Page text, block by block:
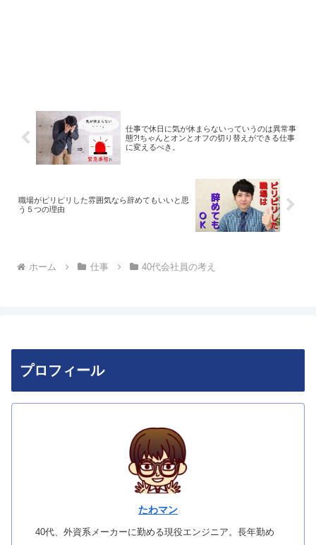
仕事で休日に気が休まらないっていうのは異常事
態?!ちゃんとオンとオフの切り替えができる仕事
に変えるべき。
職場がピリピリした雰囲気なら辞めてもいいと思
う５つの理由
ホーム 仕事 40代会社員の考え
プロフィール
たわマン
40代、外資系メーカーに勤める現役エンジニア。長年勤め